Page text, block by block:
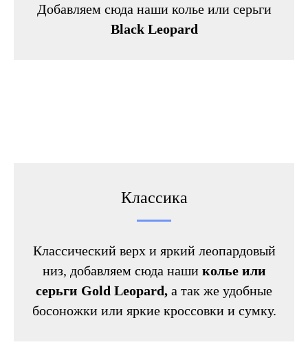
Добавляем сюда наши колье или серьги
Black Leopard
Классика
Классический верх и яркий леопардовый
низ, добавляем сюда наши колье или
серьги Gold Leopard, а так же удобные
босоножки или яркие кроссовки и сумку.